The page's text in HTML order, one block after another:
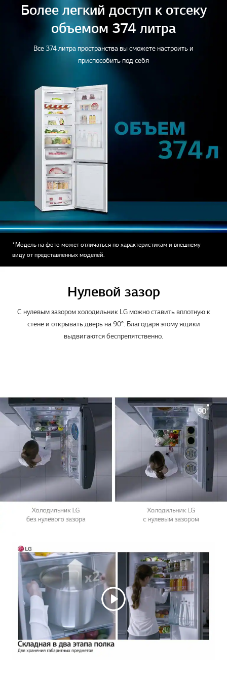
2
2
Более легкий доступ к отсеку
объемом 374 литра
Все 374 литра пространства вы сможете настроить и
приспособить под себя
*Модель на фото может отличаться по характеристикам и внешнему
виду от представленных моделей.
Нулевой зазор
С нулевым зазором холодильник LG можно ставить вплотную к
стене и открывать дверь на 90°. Благодаря этому ящики
выдвигаются беспрепятственно.